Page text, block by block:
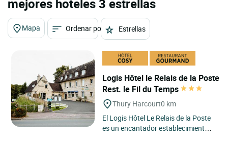
mejores hoteles 3 estrellas
Mapa Ordenar por Estrellas
Logis Hôtel le Relais de la Poste
Rest. le Fil du Temps
Thury Harcourt0 km
El Logis Hôtel Le Relais de la Poste
es un encantador establecimiento